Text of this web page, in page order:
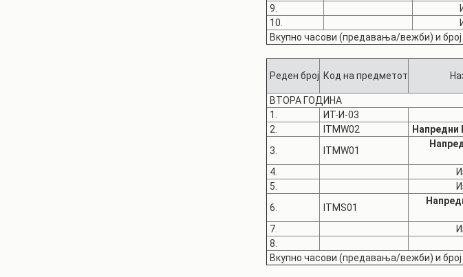
9.
10.
Вкупно часови (предавања/вежби) и
Реден број Код на предметот
ВТОРА ГОДИНА
1.
ИТ-И-03
2.
ITMW02 Напредни
3.
ITMW01
4.
5.
6.
ITMS01
7.
8.
Вкупно часови (предавања/вежби) и